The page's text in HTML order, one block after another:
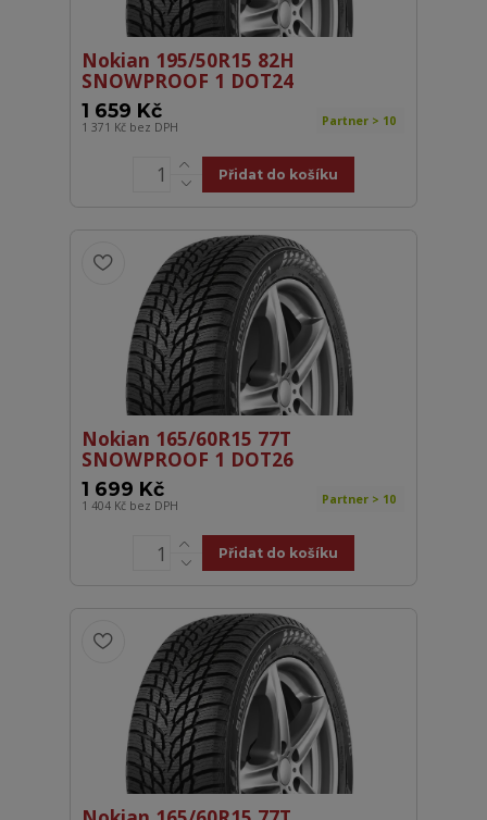
Nokian 195/50R15 82H
SNOWPROOF 1 DOT24
1 659 Kč
1 371 Kč bez DPH Partner > 10
Přidat do košíku
Nokian 165/60R15 77T
SNOWPROOF 1 DOT26
1 699 Kč
1 404 Kč bez DPH Partner > 10
Přidat do košíku